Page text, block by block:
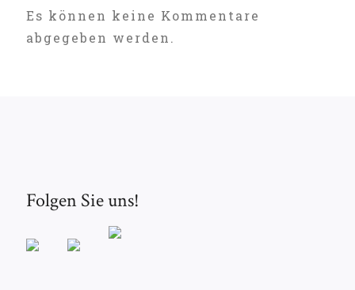
Es können keine Kommentare
abgegeben werden.
Folgen Sie uns!